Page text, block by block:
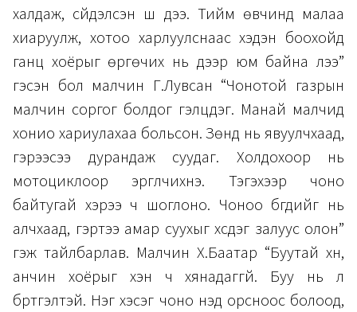
халдаж, сүйдэлсэн шүү дээ. Тийм өвчинд малаа
хиаруулж, хотоо харлуулснаас хэдэн боохойд
ганц хоёрыг өргөчих нь дээр юм байна лээ”
гэсэн бол малчин Г.Лувсан “Чонотой газрын
малчин соргог болдог гэлцдэг. Манай малчид
хонио хариулахаа больсон. Зөнд нь явуулчхаад,
гэрээсээ дурандаж суудаг. Холдохоор нь
мотоциклоор эргүүлчихнэ. Тэгэхээр чоно
байтугай хэрээ ч шоглоно. Чоноо бүгдийг нь
алчхаад, гэртээ амар суухыг хүсдэг залуус олон”
гэж тайлбарлав. Малчин Х.Баатар “Буутай хүн,
анчин хоёрыг хэн ч хянадаггүй. Буу нь л
бүртгэлтэй. Нэг хэсэг чоно үнэд орсноос болоод,